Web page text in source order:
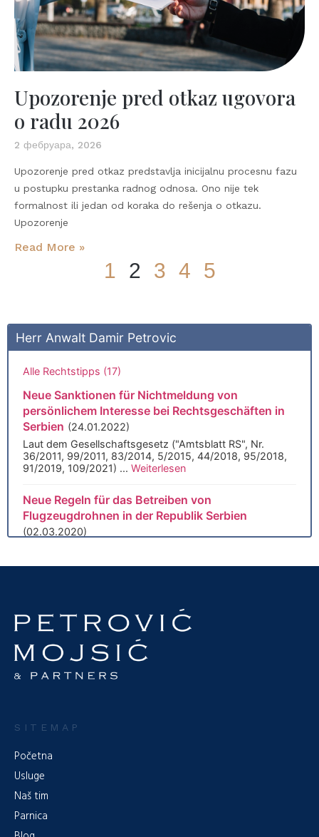
Upozorenje pred otkaz ugovora
o radu 2026
2 фебруара, 2026
Upozorenje pred otkaz predstavlja inicijalnu procesnu fazu
u postupku prestanka radnog odnosa. Ono nije tek
formalnost ili jedan od koraka do rešenja o otkazu.
Upozorenje
Read More »
1 2 3 4 5
Herr Anwalt Damir Petrovic
Alle Rechtstipps (17)
Neue Sanktionen für Nichtmeldung von
persönlichem Interesse bei Rechtsgeschäften in
Serbien (24.01.2022)
Laut dem Gesellschaftsgesetz ("Amtsblatt RS", Nr.
36/2011, 99/2011, 83/2014, 5/2015, 44/2018, 95/2018,
91/2019, 109/2021) ... Weiterlesen
Neue Regeln für das Betreiben von
Flugzeugdrohnen in der Republik Serbien
(02.03.2020)
Staatsangehörigkeit der Republik Serbien –
Neuheiten und Praxis
Seit der Verabschiedung des
Staatsangehörigkeitsgesetzes der Republik Serbien,
zusammen mit den Änderungen des erwähnten ...
Verantwortung und Pflicht des Geschäftsführers
(07.06.2019)
Pflicht zur Aufmerksamkeit: geregelt durch Artikel 63 des
Gesetzes, der vorsieht, dass der Geschäftsführer bei der
Erfüllung ...
SITEMAP
Početna
Usluge
Naš tim
Parnica